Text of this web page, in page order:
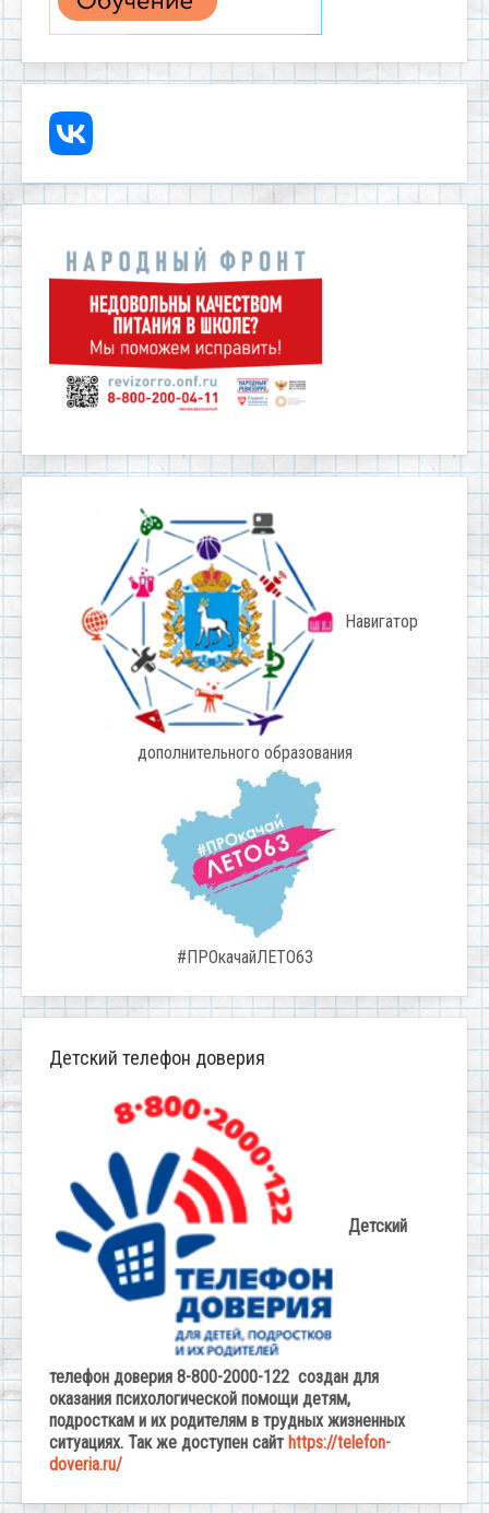
Навигатор
дополнительного образования
#ПРОкачайЛЕТО63
Детский телефон доверия
Детский
телефон доверия 8-800-2000-122 создан для
оказания психологической помощи детям,
подросткам и их родителям в трудных жизненных
ситуациях. Так же доступен сайт https://telefon-
doveria.ru/